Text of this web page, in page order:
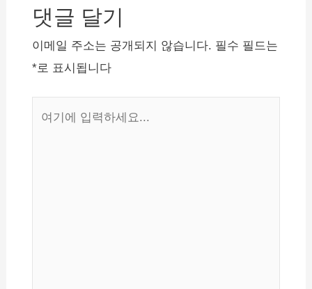
라도 온라인으로 햇살론 간
편 조회 해보신 후 신청까
게
댓글 달기
이메일 주소는 공개되지 않습니다. 필수 필드는
*로 표시됩니다